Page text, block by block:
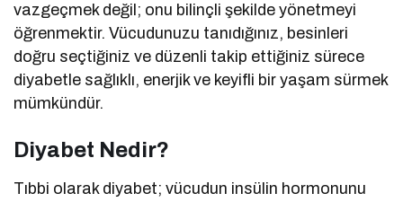
vazgeçmek değil; onu bilinçli şekilde yönetmeyi
öğrenmektir. Vücudunuzu tanıdığınız, besinleri
doğru seçtiğiniz ve düzenli takip ettiğiniz sürece
diyabetle sağlıklı, enerjik ve keyifli bir yaşam sürmek
mümkündür.
Diyabet Nedir?
Tıbbi olarak diyabet; vücudun insülin hormonunu